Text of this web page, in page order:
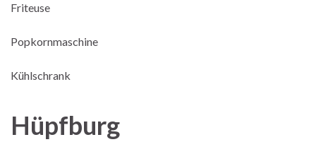
Friteuse
Popkornmaschine
Kühlschrank
Hüpfburg